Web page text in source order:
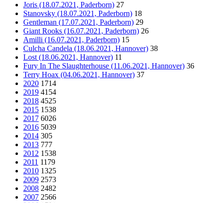
Joris (18.07.2021, Paderborn) 27
Stanovsky (18.07.2021, Paderborn) 18
Gentleman (17.07.2021, Paderborn) 29
Giant Rooks (16.07.2021, Paderborn) 26
Amilli (16.07.2021, Paderborn) 15
Culcha Candela (18.06.2021, Hannover) 38
Lost (18.06.2021, Hannover) 11
Fury In The Slaughterhouse (11.06.2021, Hannover) 36
Terry Hoax (04.06.2021, Hannover) 37
2020 1714
2019 4154
2018 4525
2015 1538
2017 6026
2016 5039
2014 305
2013 777
2012 1538
2011 1179
2010 1325
2009 2573
2008 2482
2007 2566